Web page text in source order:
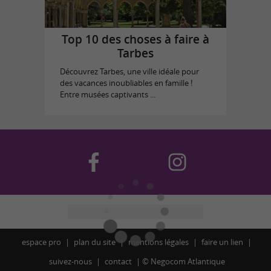
Top 10 des choses à faire à
Tarbes
Découvrez Tarbes, une ville idéale pour
des vacances inoubliables en famille !
Entre musées captivants ...
espace pro plan du site mentions légales
faire un lien
suivez-nous
contact © Negocom Atlantique